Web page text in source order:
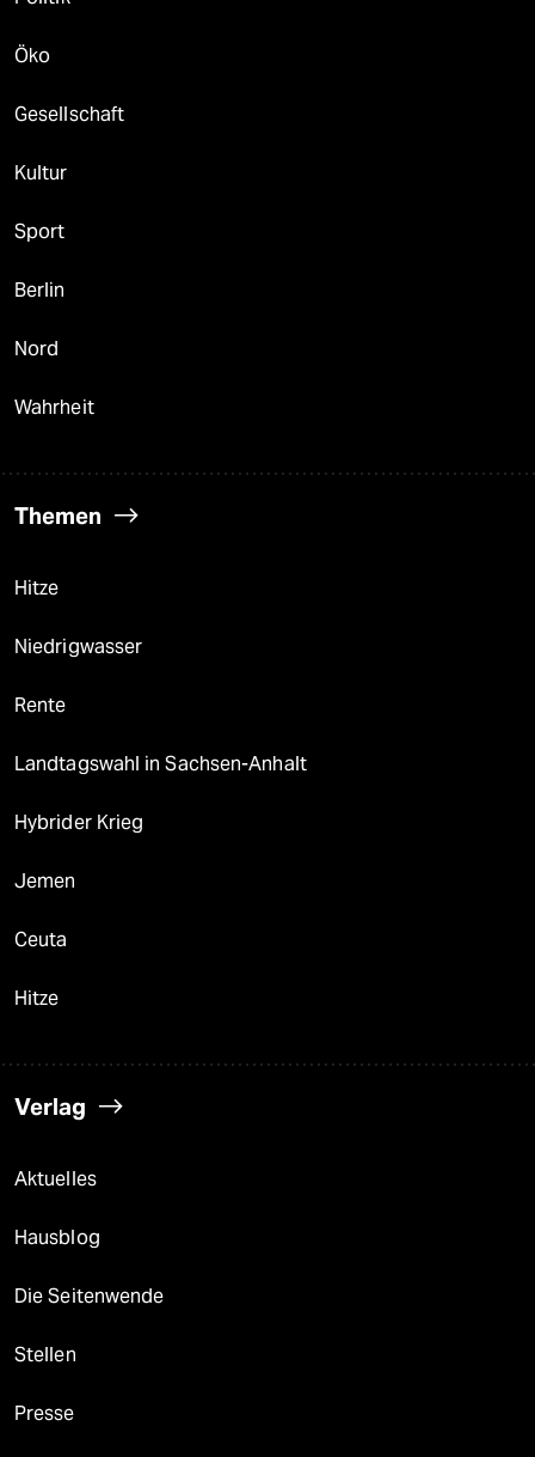
Öko
Gesellschaft
Kultur
Sport
Berlin
Nord
Wahrheit
Themen
Hitze
Niedrigwasser
Rente
Landtagswahl in Sachsen-Anhalt
Hybrider Krieg
Jemen
Ceuta
Hitze
Verlag
Aktuelles
Hausblog
Die Seitenwende
Stellen
Presse